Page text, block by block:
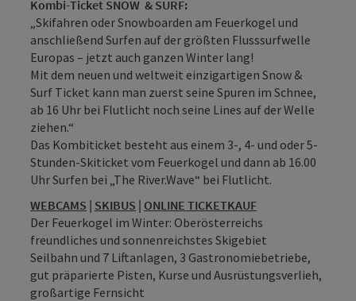
Kombi-Ticket SNOW & SURF:
„Skifahren oder Snowboarden am Feuerkogel und
anschließend Surfen auf der größten Flusssurfwelle
Europas – jetzt auch ganzen Winter lang!
Mit dem neuen und weltweit einzigartigen Snow &
Surf Ticket kann man zuerst seine Spuren im Schnee,
ab 16 Uhr bei Flutlicht noch seine Lines auf der Welle
ziehen.“
Das Kombiticket besteht aus einem 3-, 4- und oder 5-
Stunden-Skiticket vom Feuerkogel und dann ab 16.00
Uhr Surfen bei „The River.Wave“ bei Flutlicht.
WEBCAMS | SKIBUS | ONLINE TICKETKAUF
Der Feuerkogel im Winter: Oberösterreichs
freundliches und sonnenreichstes Skigebiet
Seilbahn und 7 Liftanlagen, 3 Gastronomiebetriebe,
gut präparierte Pisten, Kurse und Ausrüstungsverlieh,
großartige Fernsicht